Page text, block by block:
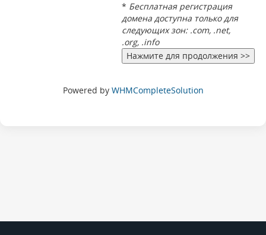
* Бесплатная регистрация
домена доступна только для
следующих зон: .com, .net,
.org, .info
Powered by WHMCompleteSolution